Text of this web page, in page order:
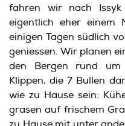
fahren wir nach
eigentlich eher einem
einigen Tagen südlich
geniessen. Wir planen
den Bergen rund
Klippen, die 7 Bullen
wie zu Hause sein:
grasen auf frischem